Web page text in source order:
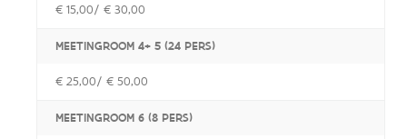
€ 15,00/ € 30,00
MEETINGROOM 4+ 5 (24 PERS)
€ 25,00/ € 50,00
MEETINGROOM 6 (8 PERS)